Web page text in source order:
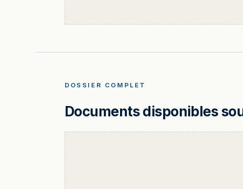
DOSSIER COMPLET
Documents disponibles